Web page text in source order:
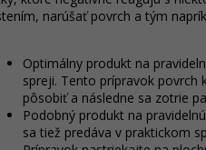
narúšať povrch a tým
Optimálny produkt na
spreji. Tento prípravok povrch
pôsobiť a následne sa zotrie
Podobný produkt na
sa tiež predáva v praktickom